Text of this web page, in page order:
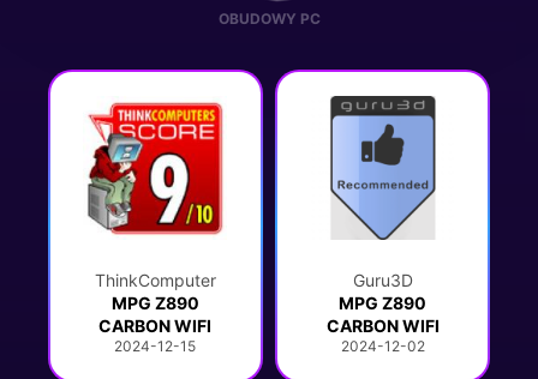
OBUDOWY PC
ThinkComputer
MPG Z890
CARBON WIFI
2024-12-15
Guru3D
MPG Z890
CARBON WIFI
2024-12-02